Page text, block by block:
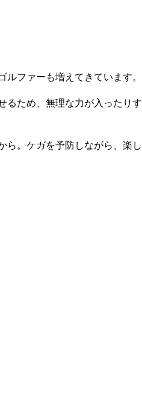
ファーも増えてきています。
るため、無理な力が入ったりす
ら。ケガを予防しながら、楽し